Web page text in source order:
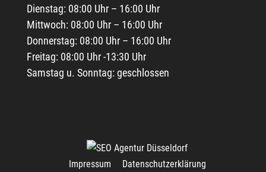
Dienstag: 08:00 Uhr – 16:00 Uhr
Mittwoch: 08:00 Uhr – 16:00 Uhr
Donnerstag: 08:00 Uhr – 16:00 Uhr
Freitag: 08:00 Uhr -13:30 Uhr
Samstag u. Sonntag: geschlossen
Impressum Datenschutzerklärung